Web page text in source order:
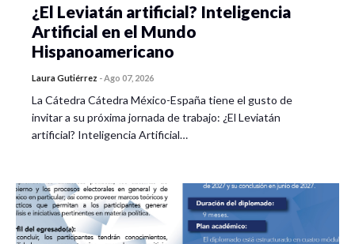
¿El Leviatán artificial? Inteligencia
Artificial en el Mundo
Hispanoamericano
Laura Gutiérrez -Ago 07, 2026
La Cátedra Cátedra México-España tiene el gusto de
invitar a su próxima jornada de trabajo: ¿El Leviatán
artificial? Inteligencia Artificial…